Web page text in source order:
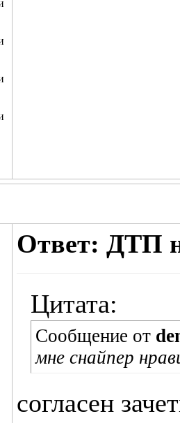
Ответ: ДТП
Цитата:
Сообщение от
мне снайпер
согласен